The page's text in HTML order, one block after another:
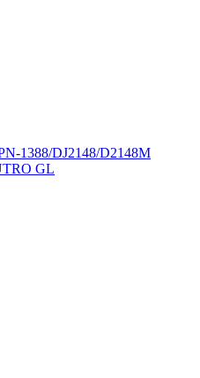
1388/DJ2148/D2148M
GL